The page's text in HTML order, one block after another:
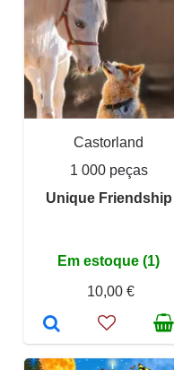
Castorland
1 000 peças
Unique Friendship
Em estoque (1)
10,00 €